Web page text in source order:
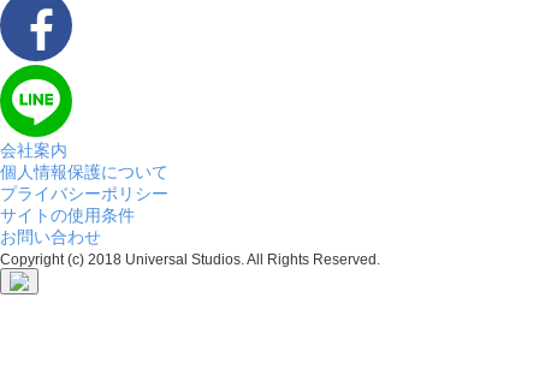
会社案内
個人情報保護について
プライバシーポリシー
サイトの使用条件
お問い合わせ
Copyright (c) 2018 Universal Studios. All Rights Reserved.